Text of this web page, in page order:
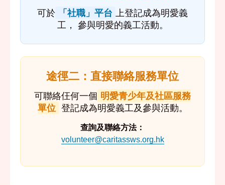
可於 「社職」平台
上登記成為明愛義
工， 參與明愛的義工活動。
途徑二：直接聯絡服務單位
可聯絡仼何一個 明愛青少年及社區服務
單位 登記成為明愛義工及參與活動。
查詢及聯絡方法：
volunteer@caritassws.org.hk